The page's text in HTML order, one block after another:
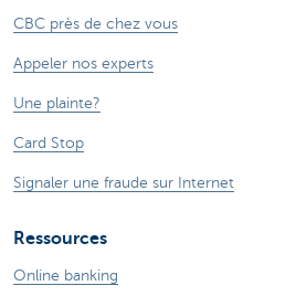
CBC près de chez vous
Appeler nos experts
Une plainte?
Card Stop
Signaler une fraude sur Internet
Ressources
Online banking